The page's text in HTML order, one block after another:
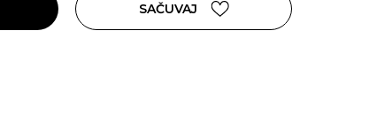
SAČUVAJ